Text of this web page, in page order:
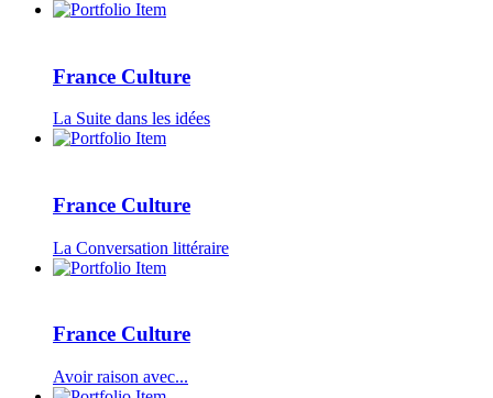
France Culture
La Suite dans les idées
France Culture
La Conversation littéraire
France Culture
Avoir raison avec...